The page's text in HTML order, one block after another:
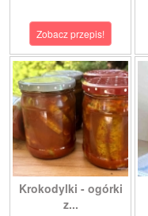
Zobacz przepis!
Krokodylki - ogórki
z...